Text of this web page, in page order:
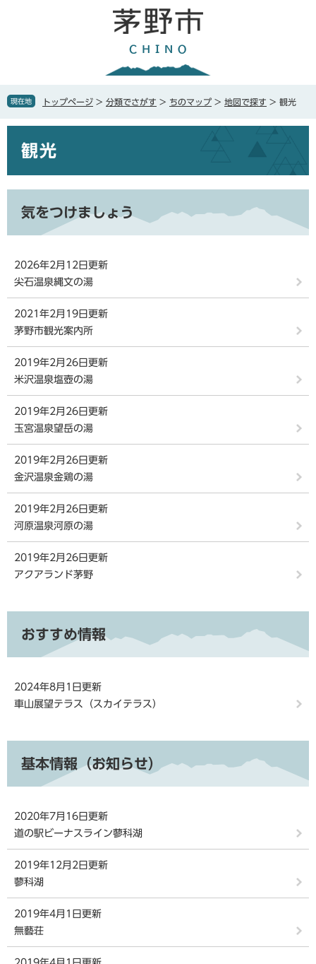
で
。
ば
て
現在地 トップページ > 分類でさがす > ちのマップ > 地図で探す > 観光
観光
気をつけましょう
2026年2月12日更新
尖石温泉縄文の湯
2021年2月19日更新
茅野市観光案内所
2019年2月26日更新
米沢温泉塩壺の湯
2019年2月26日更新
玉宮温泉望岳の湯
2019年2月26日更新
金沢温泉金鶏の湯
2019年2月26日更新
河原温泉河原の湯
2019年2月26日更新
アクアランド茅野
おすすめ情報
2024年8月1日更新
車山展望テラス（スカイテラス）
基本情報（お知らせ）
2020年7月16日更新
道の駅ビーナスライン蓼科湖
2019年12月2日更新
蓼科湖
2019年4月1日更新
無藝荘